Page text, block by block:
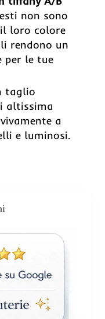
non sono
loro colore
rendono un
per le tue
taglio
altissima
a
e luminosi.